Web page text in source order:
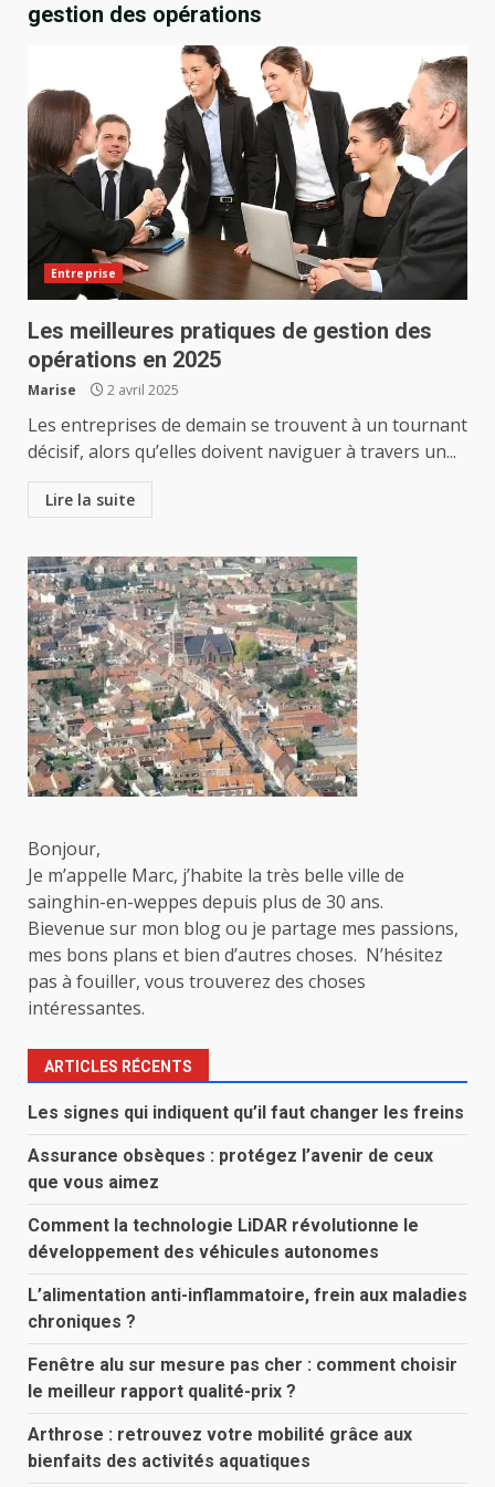
gestion des opérations
Entreprise
Les meilleures pratiques de gestion des
opérations en 2025
Marise 2 avril 2025
Les entreprises de demain se trouvent à un tournant
décisif, alors qu’elles doivent naviguer à travers un...
Lire la suite
Bonjour,
Je m’appelle Marc, j’habite la très belle ville de
sainghin-en-weppes depuis plus de 30 ans.
Bievenue sur mon blog ou je partage mes passions,
mes bons plans et bien d’autres choses. N’hésitez
pas à fouiller, vous trouverez des choses
intéressantes.
ARTICLES RÉCENTS
Les signes qui indiquent qu’il faut changer les freins
Assurance obsèques : protégez l’avenir de ceux
que vous aimez
Comment la technologie LiDAR révolutionne le
développement des véhicules autonomes
L’alimentation anti-inflammatoire, frein aux maladies
chroniques ?
Fenêtre alu sur mesure pas cher : comment choisir
le meilleur rapport qualité-prix ?
Arthrose : retrouvez votre mobilité grâce aux
bienfaits des activités aquatiques